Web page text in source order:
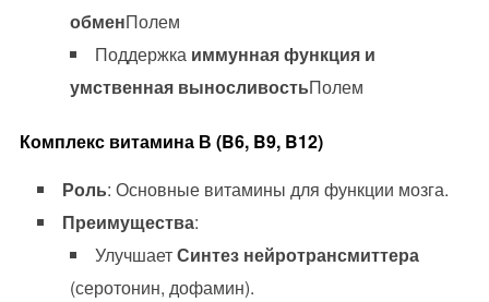
обменПолем
Поддержка иммунная функция и
умственная выносливостьПолем
Комплекс витамина В (B6, B9, B12)
Роль: Основные витамины для функции мозга.
Преимущества:
УлучшаетСинтез нейротрансмиттера
(серотонин, дофамин).